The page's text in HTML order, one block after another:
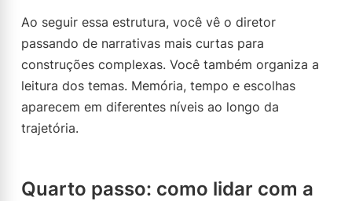
Ao seguir essa estrutura, você vê o diretor
passando de narrativas mais curtas para
construções complexas. Você também organiza a
leitura dos temas. Memória, tempo e escolhas
aparecem em diferentes níveis ao longo da
trajetória.
Quarto passo: como lidar com a